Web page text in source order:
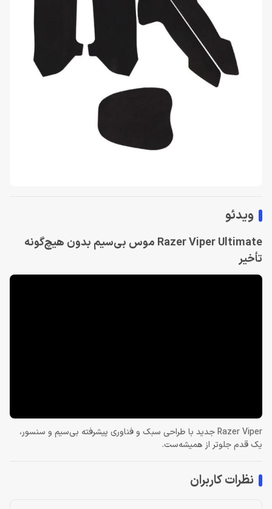
ویدئو
Razer Viper Ultimate موس بی‌سیم بدون هیچ‌گونه
تأخیر
Razer Viper جدید با طراحی سبک و فناوری پیشرفته بی‌سیم و سنسور،
یک قدم جلوتر از همیشه‌ست.
نظرات کاربران